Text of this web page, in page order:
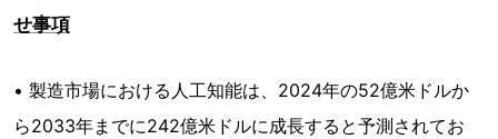
せ事項
• 製造市場における人工知能は、2024年の52億米ドルか
ら2033年までに242億米ドルに成長すると予測されてお